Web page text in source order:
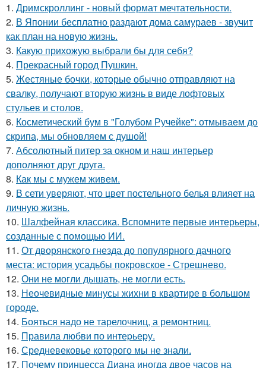
1. Дримскроллинг - новый формат мечтательности.
2. В Японии бесплатно раздают дома самураев - звучит
как план на новую жизнь.
3. Какую прихожую выбрали бы для себя?
4. Прекрасный город Пушкин.
5. Жестяные бочки, которые обычно отправляют на
свалку, получают вторую жизнь в виде лофтовых
стульев и столов.
6. Косметический бум в "Голубом Ручейке": отмываем до
скрипа, мы обновляем с душой!
7. Абсолютный питер за окном и наш интерьер
дополняют друг друга.
8. Как мы с мужем живем.
9. В сети уверяют, что цвет постельного белья влияет на
личную жизнь.
10. Шалфейная классика. Вспомните первые интерьеры,
созданные с помощью ИИ.
11. От дворянского гнезда до популярного дачного
места: история усадьбы покровское - Стрешнево.
12. Они не могли дышать, не могли есть.
13. Неочевидные минусы жихни в квартире в большом
городе.
14. Бояться надо не тарелочниц, а ремонтниц.
15. Правила любви по интеpьеpу.
16. Средневековье которого мы не знали.
17. Почему принцесса Диана иногда двое часов на